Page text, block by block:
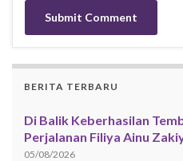
BERITA TERBARU
Di Balik Keberhasilan
Perjalanan Filiya Ainu
05/08/2026